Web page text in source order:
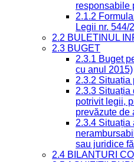
responsabile
2.1.2
Legii nr. 544/
2.2 BULETINUL
2.3 BUGET
2.3.1 Buget
cu anul 2015)
2.3.2 Situația
2.3.3 Situația
potrivit legii,
prevăzute de
2.3.4 Situația
sau juridice
2.4 BILANȚURI